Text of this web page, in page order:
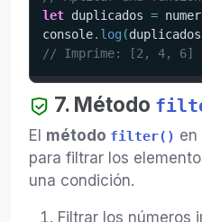
let duplicados =
console. log (duplicados
// Imprime: [2, 4, 6]
7. Método
El método filter() en
para filtrar los
una condición.
Filtrar los números